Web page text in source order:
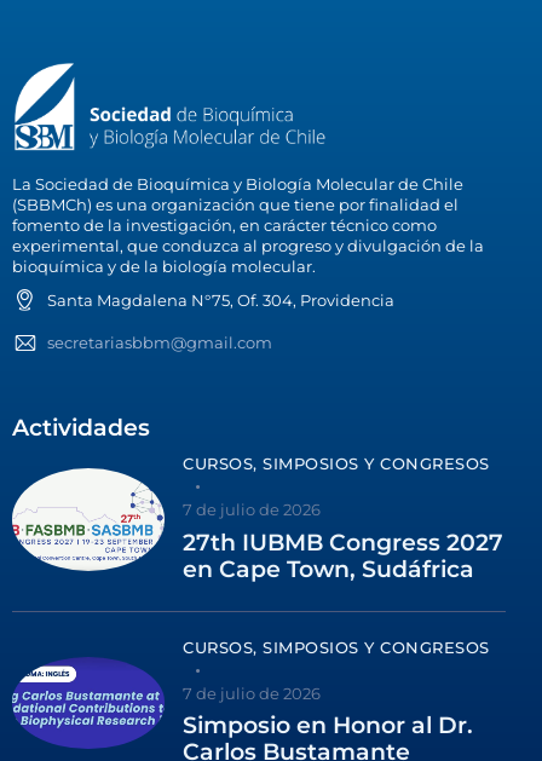
La Sociedad de Bioquímica y Biología Molecular de Chile
(SBBMCh) es una organización que tiene por finalidad el
fomento de la investigación, en carácter técnico como
experimental, que conduzca al progreso y divulgación de la
bioquímica y de la biología molecular.
Santa Magdalena N°75, Of. 304, Providencia
secretariasbbm@gmail.com
Actividades
CURSOS, SIMPOSIOS Y CONGRESOS
7 de julio de 2026
27th IUBMB Congress 2027
en Cape Town, Sudáfrica
CURSOS, SIMPOSIOS Y CONGRESOS
7 de julio de 2026
Simposio en Honor al Dr.
Carlos Bustamante